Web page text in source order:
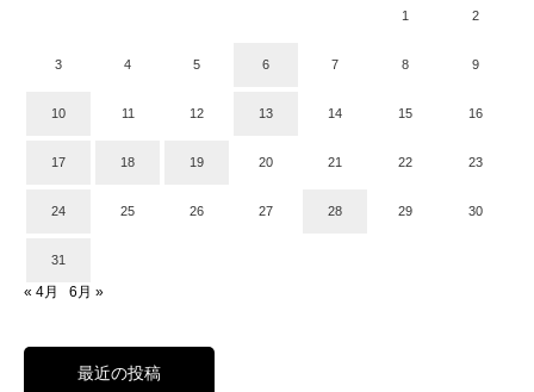
1 2
3 4 5 6 7 8 9
10 11 12 13 14 15 16
17 18 19 20 21 22 23
24 25 26 27 28 29 30
31
« 4月 6月 »
最近の投稿